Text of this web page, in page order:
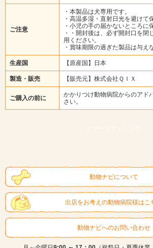
ご注意
・本製品は犬専用です。
・高温多湿・直射日光を避けて
・小児の手の届かないところに
・・開封後は、必ず開封口を閉
用ください。
・賞味期限の過ぎた製品は与え
生産国 【原産国】日本
製造・販売 【販売元】株式会社ＱＩＸ
ご購入の前に
かかりつけ動物病院からのアド
さい。
スマートフォン | PC
動物ナビについて
出店をお考えの動物病院様はこ
動物ナビへのお問い合わせ